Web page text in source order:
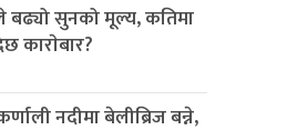
बढ्यो सुनको मूल्य, कतिमा
काराेबार?
नदीमा बेलीब्रिज बन्ने,